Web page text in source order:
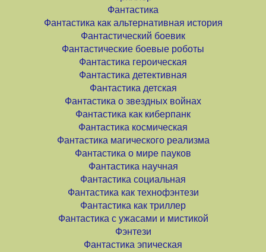
Фантастика
Фантастика как альтернативная история
Фантастический боевик
Фантастические боевые роботы
Фантастика героическая
Фантастика детективная
Фантастика детская
Фантастика о звездных войнах
Фантастика как киберпанк
Фантастика космическая
Фантастика магического реализма
Фантастика о мире пауков
Фантастика научная
Фантастика социальная
Фантастика как технофэнтези
Фантастика как триллер
Фантастика с ужасами и мистикой
Фэнтези
Фантастика эпическая